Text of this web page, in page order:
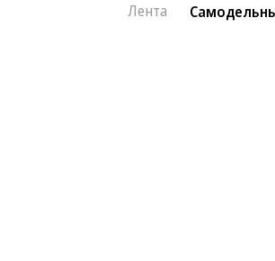
экспорт не отменят
Лента